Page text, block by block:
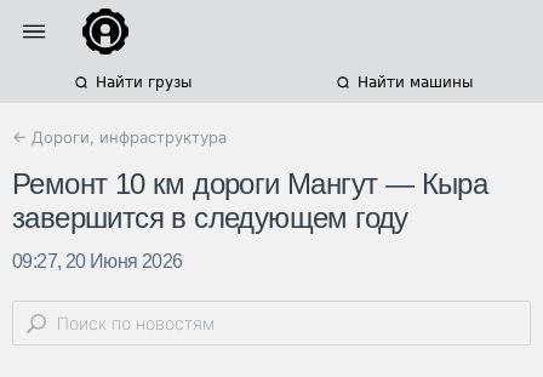
Найти грузы Найти машины
← Дороги, инфраструктура
Ремонт 10 км дороги Мангут — Кыра
завершится в следующем году
09:27, 20 Июня 2026